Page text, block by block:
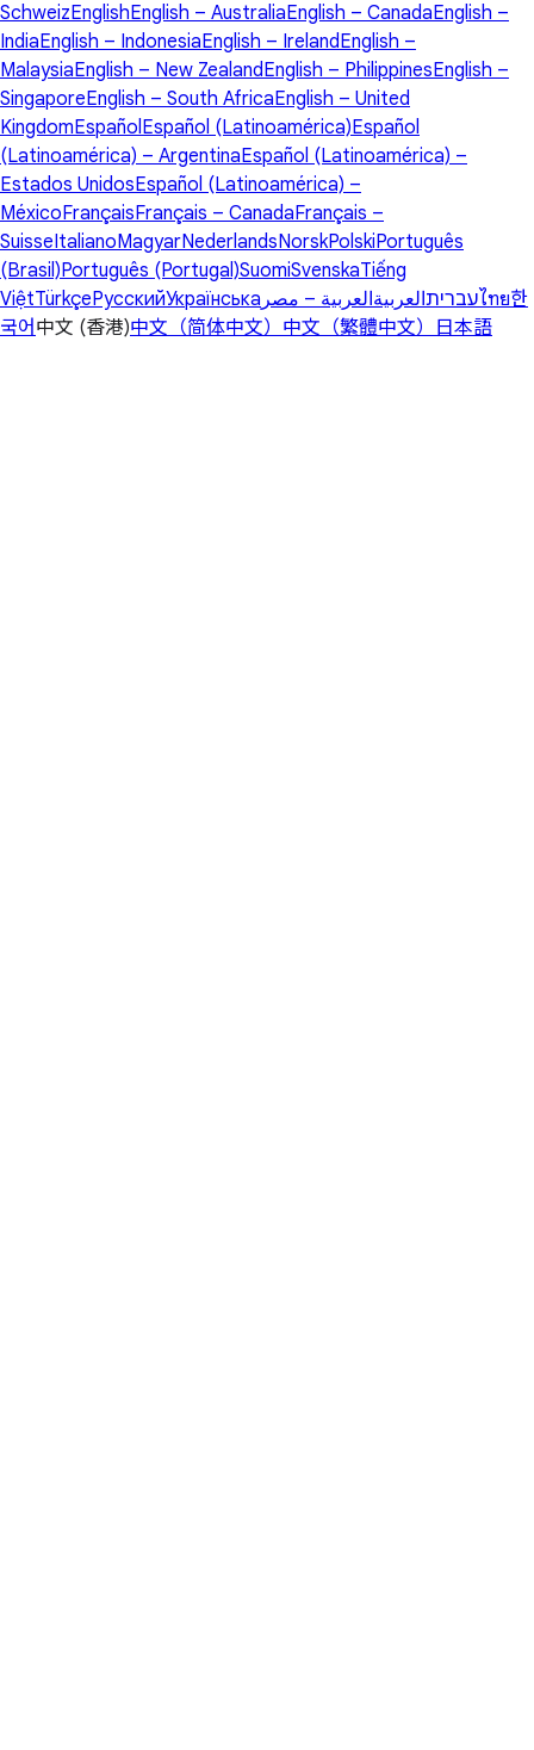
SchweizEnglishEnglish – AustraliaEnglish – CanadaEnglish –
IndiaEnglish – IndonesiaEnglish – IrelandEnglish –
MalaysiaEnglish – New ZealandEnglish – PhilippinesEnglish –
SingaporeEnglish – South AfricaEnglish – United
KingdomEspañol Español (Latinoamérica)Español
(Latinoamérica) – ArgentinaEspañol (Latinoamérica) –
Estados UnidosEspañol (Latinoamérica) –
MéxicoFrançaisFrançais – CanadaFrançais –
SuisseItalianoMagyarNederlandsNorskPolskiPortuguês
(Brasil)Português (Portugal)SuomiSvenskaTiếng
ViệtTürkçeРусскийУкраїнська עבריתالعربيةالعربية – مصر ไทย한
국어 中文 (香港)中文（简体中文） 中文（繁體中文） 日本語